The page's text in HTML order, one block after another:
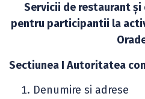
Servicii de restaurant şi
pentru participantii la
Sectiunea I Autoritatea
Denumire si adrese